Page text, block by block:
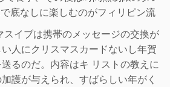
底なしに楽しむのがフィリピン流
イブは携帯のメッセージの交換が
人にクリスマスカードないし年賀
るのだ。内容はキ リストの教えに
護が与えられ、すばらしい年がく